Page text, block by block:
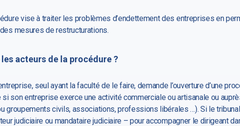
vise à traiter les problèmes d’endettement des entreprises en
mesures de restructurations.
acteurs de la procédure ?
seul ayant la faculté de le faire, demande l’ouverture d’une
son entreprise exerce une activité commerciale ou artisanale ou
groupements civils, associations, professions libérales …). Si le
judiciaire ou mandataire judiciaire – pour accompagner le dirigeant